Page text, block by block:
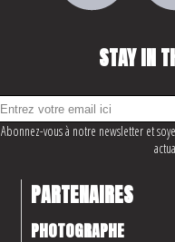
STAY IN
Abonnez-vous à notre newsletter et
PARTENAIRES
PHOTOGRAPHE